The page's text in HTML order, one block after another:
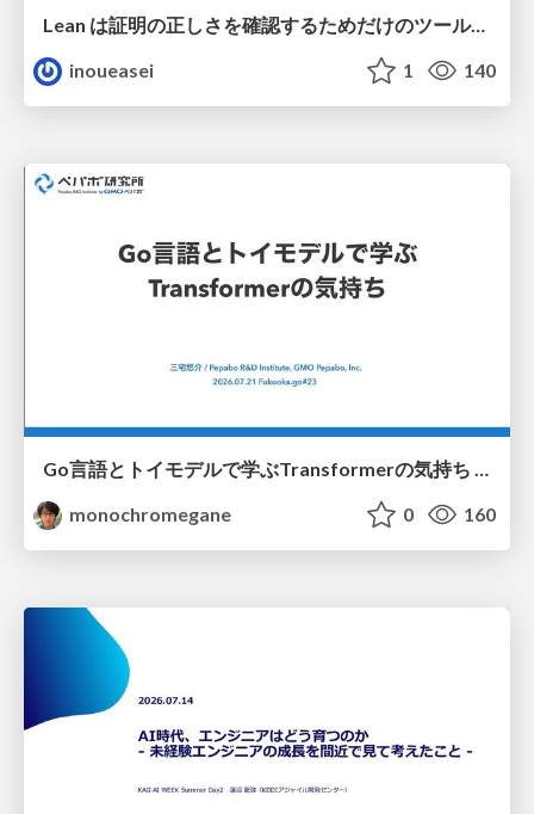
Lean は証明の正しさを確認するためだけのツールって思ってませんか？
inoueasei
1 140
Go言語とトイモデルで学ぶTransformerの気持ち / fukuokago23-transformer
monochromegane
0 160